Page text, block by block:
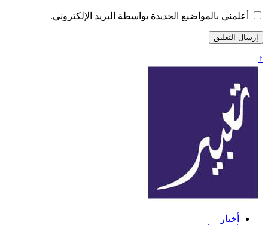
أعلمني بالمواضيع الجديدة بواسطة البريد الإلكتروني.
↑
أخبار